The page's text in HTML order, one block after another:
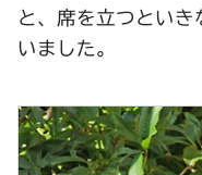
と、席を立つといき
いました。